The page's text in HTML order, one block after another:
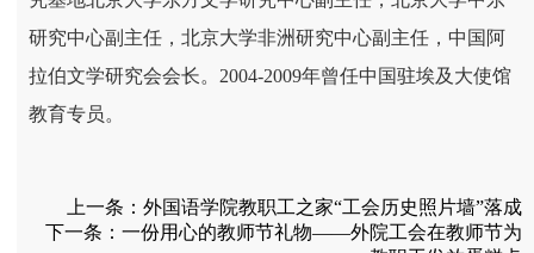
研究中心副主任，北京大学非洲研究中心副主任，中国阿
拉伯文学研究会会长。2004-2009年曾任中国驻埃及大使馆
教育专员。
上一条： 外国语学院教职工之家“工会历史照片墙”落成
下一条： 一份用心的教师节礼物——外院工会在教师节为